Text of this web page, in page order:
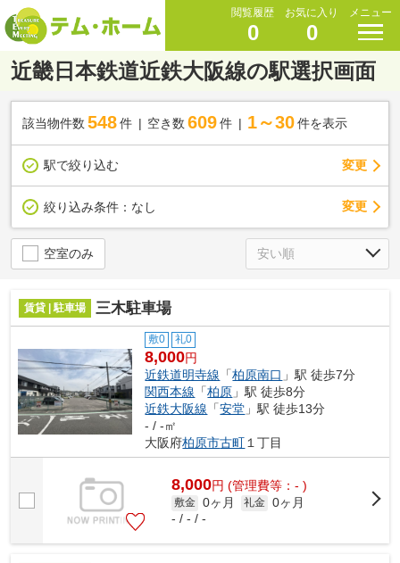
閲覧履歴
0
お気に入り
0
メニュー
近畿日本鉄道近鉄大阪線の駅選択画面
該当物件数 548件 空き数 609 件 1～30 件を表示
駅で絞り込む 変更
絞り込み条件： なし 変更
空室のみ
賃貸 | 駐車場 三木駐車場
敷0 礼0
8,000円
近鉄道明寺線 「柏原南口 」駅 徒歩7分
関西本線 「柏原 」駅 徒歩8分
近鉄大阪線 「安堂 」駅 徒歩13分
- / -㎡
大阪府柏原市古町１丁目
8,000円 (管理費等：- )
敷金 0ヶ月 礼金 0ヶ月
- / - / -